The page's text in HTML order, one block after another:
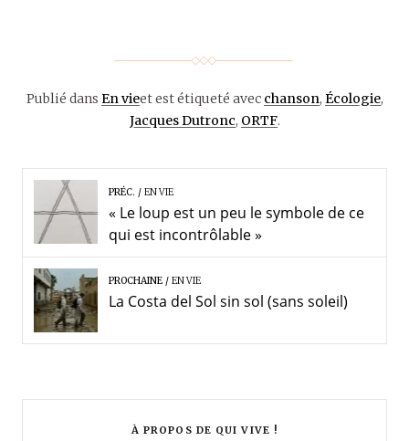
Publié dans En vieet est étiqueté avec chanson, Écologie,
Jacques Dutronc, ORTF.
PRÉC. EN VIE
« Le loup est un peu le symbole de ce
qui est incontrôlable »
PROCHAINE EN VIE
La Costa del Sol sin sol (sans soleil)
À PROPOS DE QUI VIVE !